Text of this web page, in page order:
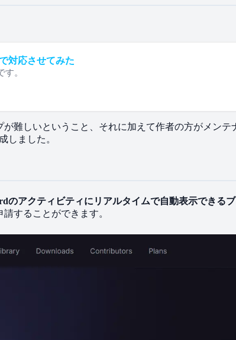
対応させてみた
。
難しいと​いう​こと、​それに​加えて​作者の​方が​メン
しました。
の​アクティビティに​リアルタイムで​自動表示できる​
する​ことができます。